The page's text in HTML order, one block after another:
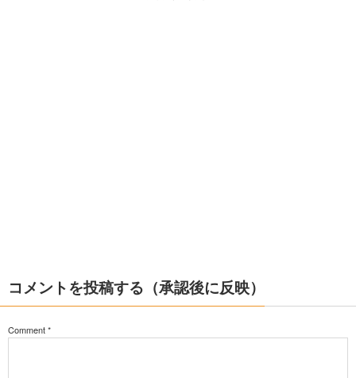
コメントを投稿する（承認後に反映）
Comment*